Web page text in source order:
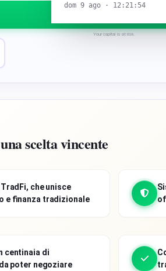
dom 9 ago · 12:21:55
Your capital is at risk.
scelta vincente
che unisce
e finanza tradizionale
centinaia di
poter negoziare